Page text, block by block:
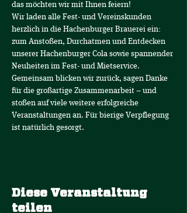
das möchten wir mit Ihnen feiern!
Wir laden alle Fest- und Vereinskunden
herzlich in die Hachenburger Brauerei ein:
zum Anstoßen, Durchatmen und Entdecken
unserer Hachenburger Cola sowie spannender
Neuheiten im Fest- und Mietservice.
Gemeinsam blicken wir zurück, sagen Danke
für die großartige Zusammenarbeit – und
stoßen auf viele weitere erfolgreiche
Veranstaltungen an. Für bierige Verpflegung
ist natürlich gesorgt.
Diese Veranstaltung
teilen